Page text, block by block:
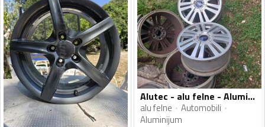
Alutec - alu felne - Aluminijum felne
alu felne
Automobili
Aluminijum